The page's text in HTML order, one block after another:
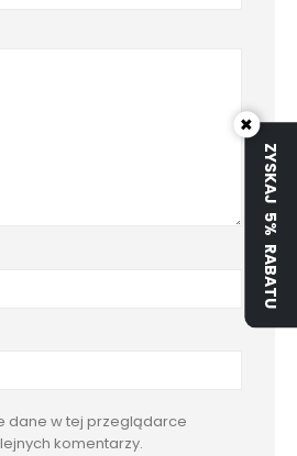
dane w tej przeglądarce
komentarzy.
×
ZYSKAJ 5% RABATU